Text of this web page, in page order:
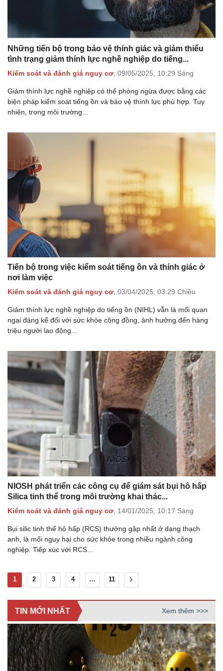
Những tiến bộ trong bảo vệ thính giác và giảm thiểu
tình trạng giảm thính lực nghề nghiệp do tiếng...
Kiểm soát và đánh giá nguy cơ 09/05/2025, 10:29 Sáng
Giảm thính lực nghề nghiệp có thể phòng ngừa được bằng các
biện pháp kiểm soát tiếng ồn và bảo vệ thính lực phù hợp. Tuy
nhiên, trong môi trường...
Tiến bộ trong việc kiểm soát tiếng ồn và thính giác ở
nơi làm việc
Kiểm soát và đánh giá nguy cơ, 03/04/2025, 03:29 Chiều
Giảm thính lực nghề nghiệp do tiếng ồn (NIHL) vẫn là mối quan
ngại đáng kể đối với sức khỏe cộng đồng, ảnh hưởng đến hàng
triệu người lao động...
NIOSH phát triển các công cụ để giám sát bụi hô hấp
Silica tinh thể trong môi trường khai thác...
Kiểm soát và đánh giá nguy cơ, 14/01/2025, 10:17 Sáng
Bụi silic tinh thể hô hấp (RCS) thường gặp nhất ở dạng thạch
anh, là mối nguy hại cho sức khỏe trong nhiều ngành công
nghiệp. Tiếp xúc với RCS...
1 2 3 4 … 11
TIN MỚI NHẤT Xem thêm >>>